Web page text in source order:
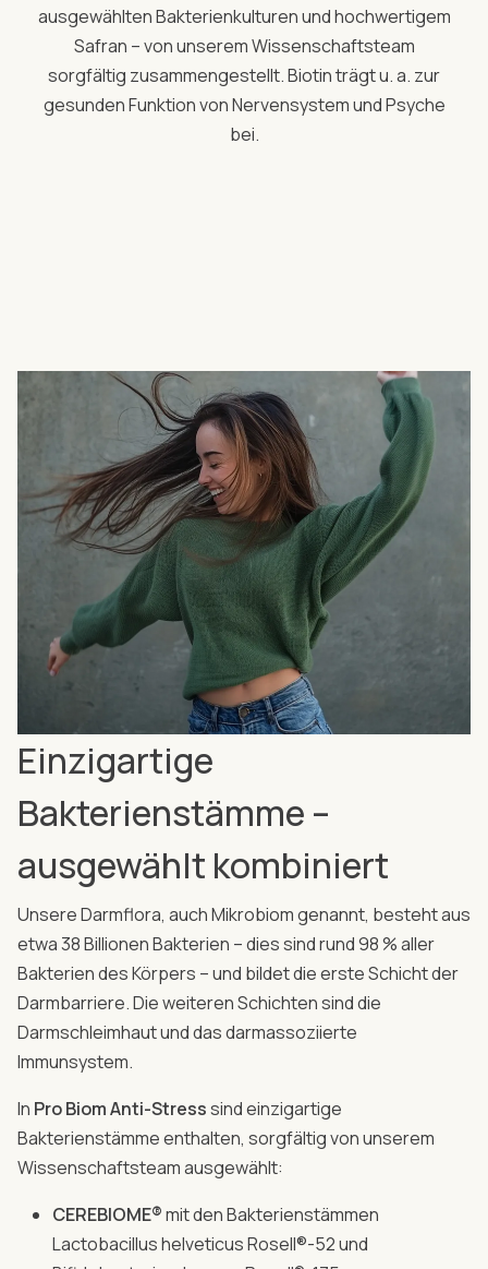
ausgewählten Bakterienkulturen und hochwertigem
Safran – von unserem Wissenschaftsteam
sorgfältig zusammengestellt. Biotin trägt u. a. zur
gesunden Funktion von Nervensystem und Psyche
bei.
Einzigartige
Bakterienstämme –
ausgewählt kombiniert
Unsere Darmflora, auch Mikrobiom genannt, besteht aus
etwa 38 Billionen Bakterien – dies sind rund 98 % aller
Bakterien des Körpers – und bildet die erste Schicht der
Darmbarriere. Die weiteren Schichten sind die
Darmschleimhaut und das darmassoziierte
Immunsystem.
In Pro Biom Anti-Stresssind einzigartige
Bakterienstämme enthalten, sorgfältig von unserem
Wissenschaftsteam ausgewählt:
CEREBIOME®mit den Bakterienstämmen
Lactobacillus helveticus Rosell®-52 und